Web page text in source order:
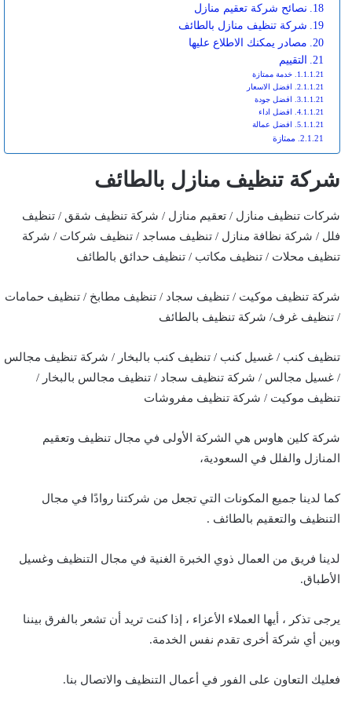
نصائح شركة تعقيم منازل
شركة تنظيف منازل بالطائف
مصادر يمكنك الاطلاع عليها
التقييم
خدمة ممتازة
افضل الاسعار
افضل جودة
افضل اداء
افضل عمالة
ممتازة
شركة تنظيف منازل بالطائف
شركات تنظيف منازل / تعقيم منازل / شركة تنظيف شقق / تنظيف
فلل / شركة نظافة منازل / تنظيف مساجد / تنظيف شركات / شركة
تنظيف محلات / تنظيف مكاتب / تنظيف حدائق بالطائف
شركة تنظيف موكيت / تنظيف سجاد / تنظيف مطابخ / تنظيف حمامات
/ تنظيف غرف/ شركة تنظيف بالطائف
تنظيف كنب / غسيل كنب / تنظيف كنب بالبخار / شركة تنظيف مجالس
/ غسيل مجالس / شركة تنظيف سجاد / تنظيف مجالس بالبخار /
تنظيف موكيت / شركة تنظيف مفروشات
شركة كلين هاوس هي الشركة الأولى في مجال تنظيف وتعقيم
المنازل والفلل في السعودية،
كما لدينا جميع المكونات التي تجعل من شركتنا روادًا في مجال
التنظيف والتعقيم بالطائف .
لدينا فريق من العمال ذوي الخبرة الغنية في مجال التنظيف وغسيل
الأطباق.
يرجى تذكر ، أيها العملاء الأعزاء ، إذا كنت تريد أن تشعر بالفرق بيننا
وبين أي شركة أخرى تقدم نفس الخدمة.
فعليك التعاون على الفور في أعمال التنظيف والاتصال بنا.